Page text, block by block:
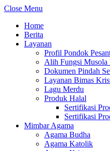
Close Menu
Home
Berita
Layanan
Profil Pondok
Alih Fungsi Musola
Dokumen Pindah
Layanan Bimas
Lagu Merdu
Produk Halal
Sertifikasi
Sertifikasi
Mimbar Agama
Agama Budha
Agama Katolik